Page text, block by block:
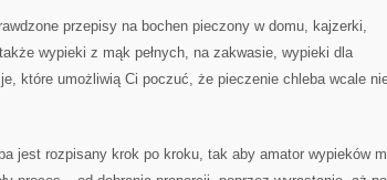
przepisy na bochen pieczony w domu, kajzerki,
wypieki z mąk pełnych, na zakwasie, wypieki dla
które umożliwią Ci poczuć, że pieczenie chleba wcale
jest rozpisany krok po kroku, tak aby amator wypieków